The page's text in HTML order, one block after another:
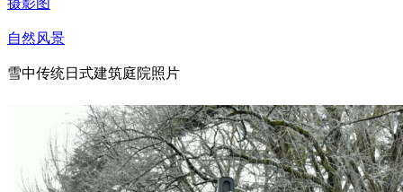
摄影图
自然风景
雪中传统日式建筑庭院照片